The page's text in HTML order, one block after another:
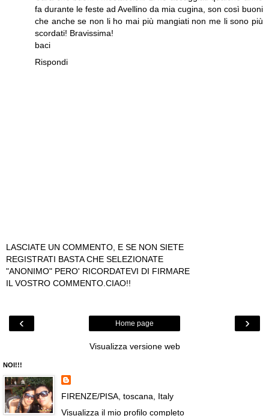
fa durante le feste ad Avellino da mia cugina, son così buoni
che anche se non li ho mai più mangiati non me li sono più
scordati! Bravissima!
baci
Rispondi
LASCIATE UN COMMENTO, E SE NON SIETE
REGISTRATI BASTA CHE SELEZIONATE
"ANONIMO" PERO' RICORDATEVI DI FIRMARE
IL VOSTRO COMMENTO.CIAO!!
‹ ›
Home page
Visualizza versione web
NOI!!!
FIRENZE/PISA, toscana, Italy
Visualizza il mio profilo completo